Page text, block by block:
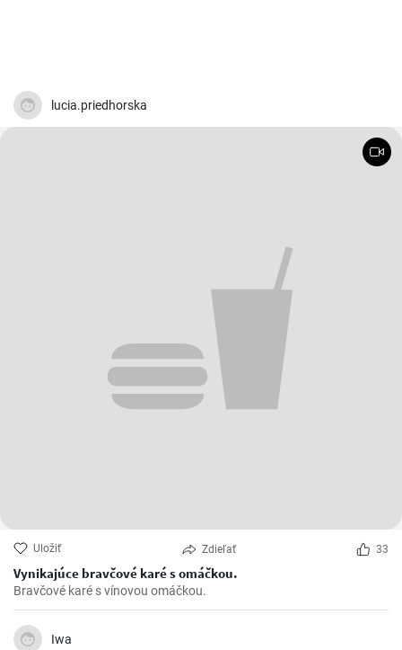
lucia.priedhorska
Uložiť Zdieľať 33
Vynikajúce bravčové karé s omáčkou.
Bravčové karé s vínovou omáčkou.
Iwa